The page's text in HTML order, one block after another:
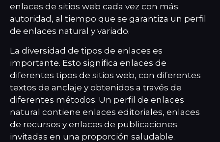
enlaces de sitios web cada vez con más
autoridad, al tiempo que se garantiza un perfil
de enlaces natural y variado.
La diversidad de tipos de enlaces es
importante. Esto significa enlaces de
diferentes tipos de sitios web, con diferentes
textos de anclaje y obtenidos a través de
diferentes métodos. Un perfil de enlaces
natural contiene enlaces editoriales, enlaces
de recursos y enlaces de publicaciones
invitadas en una proporción saludable.